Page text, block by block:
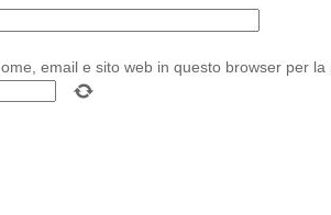
email e sito web in questo browser per